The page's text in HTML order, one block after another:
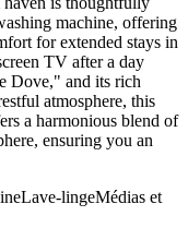
machine, offering
for extended stays in
TV after a day
Dove," and its rich
atmosphere, this
a harmonious blend of
ensuring you an
Lave-lingeMédias et